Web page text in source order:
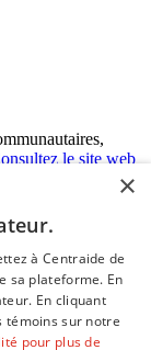
le site web
×
à Centraide de
sa plateforme. En
En cliquant
témoins sur notre
pour plus de